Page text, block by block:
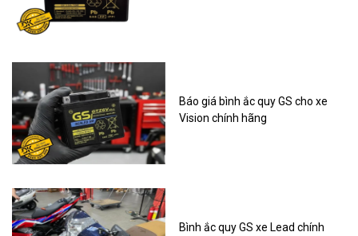
Báo giá bình ắc quy GS cho xe
Vision chính hãng
Bình ắc quy GS xe Lead chính